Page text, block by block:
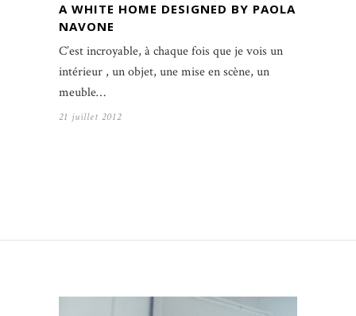
A WHITE HOME DESIGNED BY PAOLA
NAVONE
C’est incroyable, à chaque fois que je vois un
intérieur , un objet, une mise en scène, un
meuble…
21 juillet 2012